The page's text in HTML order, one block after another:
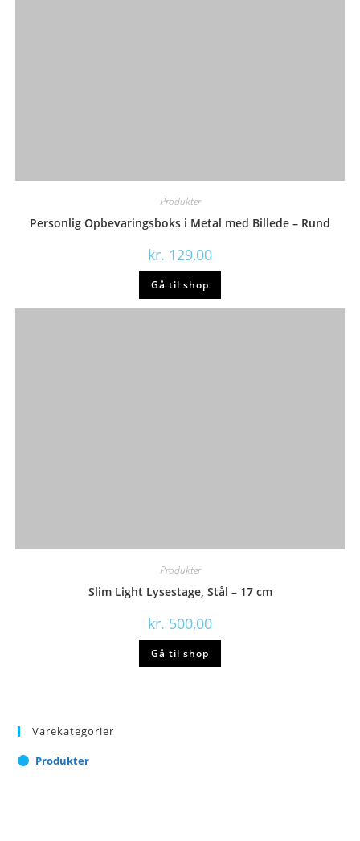
Produkter
Personlig Opbevaringsboks i Metal med Billede – Rund
kr. 129,00
Gå til shop
Produkter
Slim Light Lysestage, Stål – 17 cm
kr. 500,00
Gå til shop
Varekategorier
Produkter